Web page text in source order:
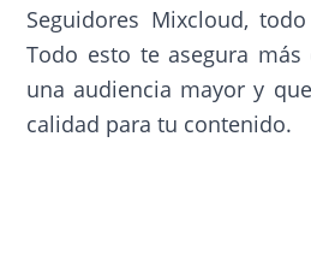
Seguidores Mixcloud,
Todo esto te asegura
una audiencia mayor y
calidad para tu contenido.